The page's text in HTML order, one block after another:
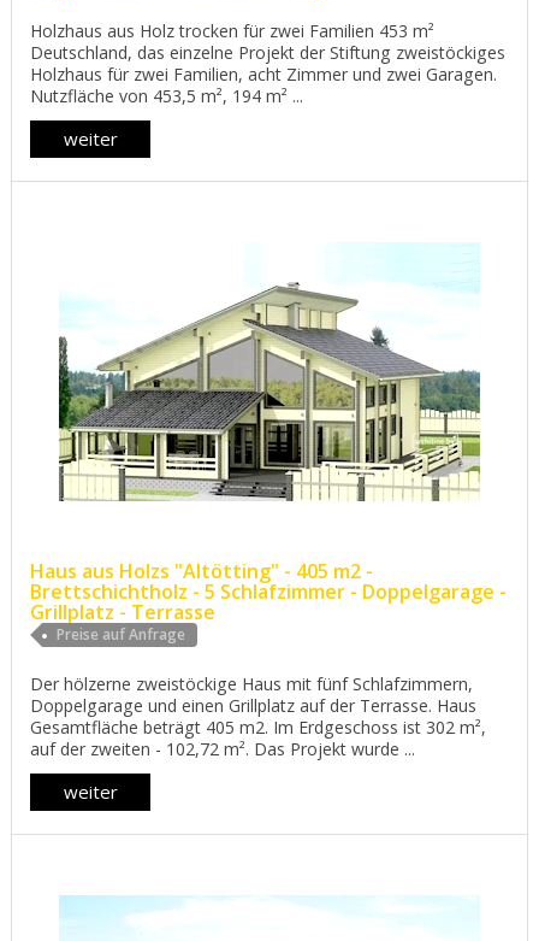
Holzhaus aus Holz trocken für zwei Familien 453 m²
Deutschland, das einzelne Projekt der Stiftung zweistöckiges
Holzhaus für zwei Familien, acht Zimmer und zwei Garagen.
Nutzfläche von 453,5 m², 194 m² ...
weiter
Haus aus Holzs "Altötting" - 405 m2 -
Brettschichtholz - 5 Schlafzimmer - Doppelgarage -
Grillplatz - Terrasse
Preise auf Anfrage
Der hölzerne zweistöckige Haus mit fünf Schlafzimmern,
Doppelgarage und einen Grillplatz auf der Terrasse. Haus
Gesamtfläche beträgt 405 m2. Im Erdgeschoss ist 302 m²,
auf der zweiten - 102,72 m². Das Projekt wurde ...
weiter